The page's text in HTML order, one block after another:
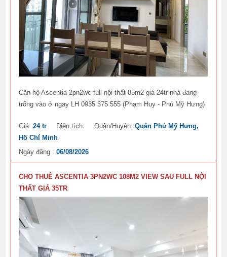
Căn hộ Ascentia 2pn2wc full nội thất 85m2 giá 24tr nhà đang
trống vào ở ngay LH 0935 375 555 (Phạm Huy - Phú Mỹ Hưng)
Giá:24 tr Diện tích: Quận/Huyện:Quận Phú Mỹ Hưng,
Hồ Chí Minh
Ngày đăng :06/08/2026
CHO THUÊ ASCENTIA 3PN2WC 108M2 VIEW SAU FULL NỘI
THẤT GIÁ 35TR